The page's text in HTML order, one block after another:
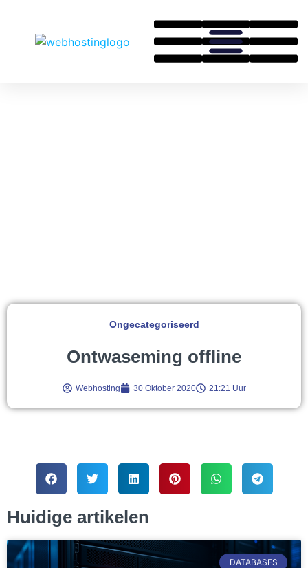
Ongecategoriseerd
Ontwaseming offline
Webhosting 30 Oktober 2020 21:21 Uur
Huidige artikelen
DATABASES